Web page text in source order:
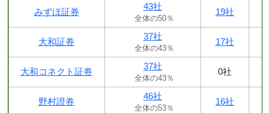
みずほ証券
43社
全体の50％
19社
大和証券
37社
全体の43％
17社
大和コネクト証券
37社
全体の43％
0社
野村證券
46社
全体の53％
16社